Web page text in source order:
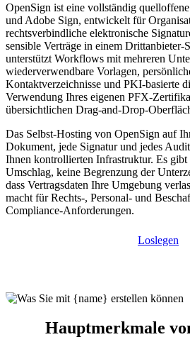
OpenSign ist eine vollständig
und Adobe Sign, entwickelt für
rechtsverbindliche elektronische
sensible Verträge in einem Drittanbieter-
unterstützt Workflows mit mehreren
wiederverwendbare Vorlagen,
Kontaktverzeichnisse und PKI-basierte
Verwendung Ihres eigenen PFX-
übersichtlichen Drag-and-Drop-
Das Selbst-Hosting von OpenSign auf
Dokument, jede Signatur und jedes
Ihnen kontrollierten Infrastruktur. Es
Umschlag, keine Begrenzung der
dass Vertragsdaten Ihre Umgebung
macht für Rechts-, Personal- und
Compliance-Anforderungen.
Loslegen
Hauptmerkmale